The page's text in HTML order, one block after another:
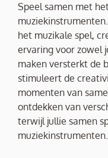
Speel samen met
het muzikale spel,
ervaring voor zowel
maken versterkt de
stimuleert de
momenten van
ontdekken van
terwijl jullie samen
muziekinstrumenten.